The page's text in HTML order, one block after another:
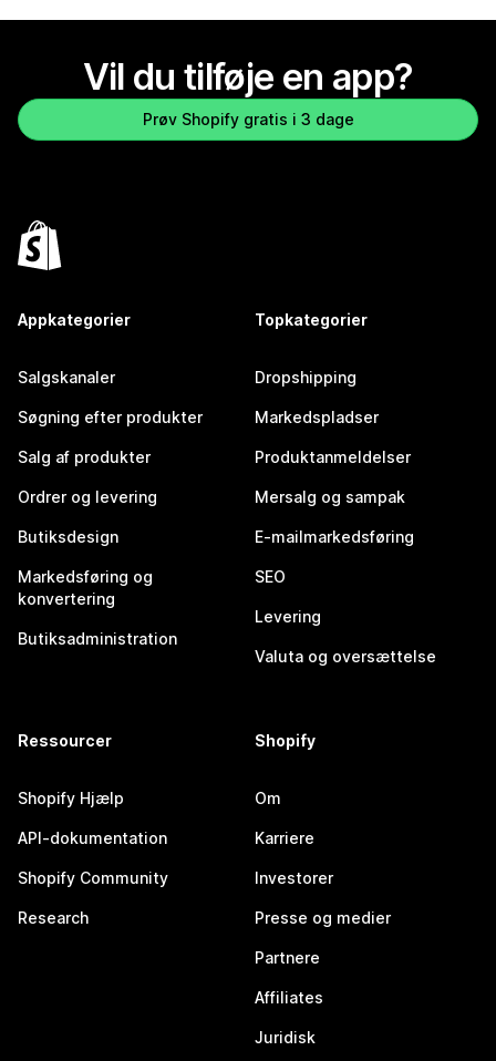
Vil du tilføje en app?
Prøv Shopify gratis i 3 dage
Appkategorier
Salgskanaler
Søgning efter produkter
Salg af produkter
Ordrer og levering
Butiksdesign
Markedsføring og
konvertering
Butiksadministration
Topkategorier
Dropshipping
Markedspladser
Produktanmeldelser
Mersalg og sampak
E-mailmarkedsføring
SEO
Levering
Valuta og oversættelse
Ressourcer
Shopify Hjælp
API-dokumentation
Shopify Community
Research
Shopify
Om
Karriere
Investorer
Presse og medier
Partnere
Affiliates
Juridisk